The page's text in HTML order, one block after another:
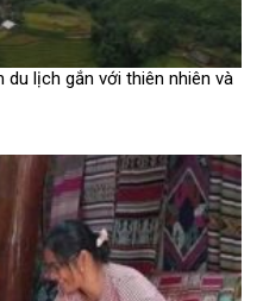
du lịch gắn với thiên nhiên và